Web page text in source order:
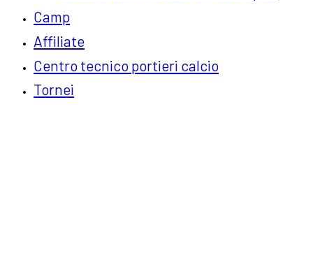
Camp
Affiliate
Centro tecnico portieri calcio
Tornei